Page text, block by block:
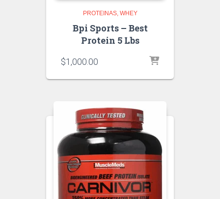
PROTEINAS WHEY
Bpi Sports – Best
Protein 5 Lbs
$1,000.00